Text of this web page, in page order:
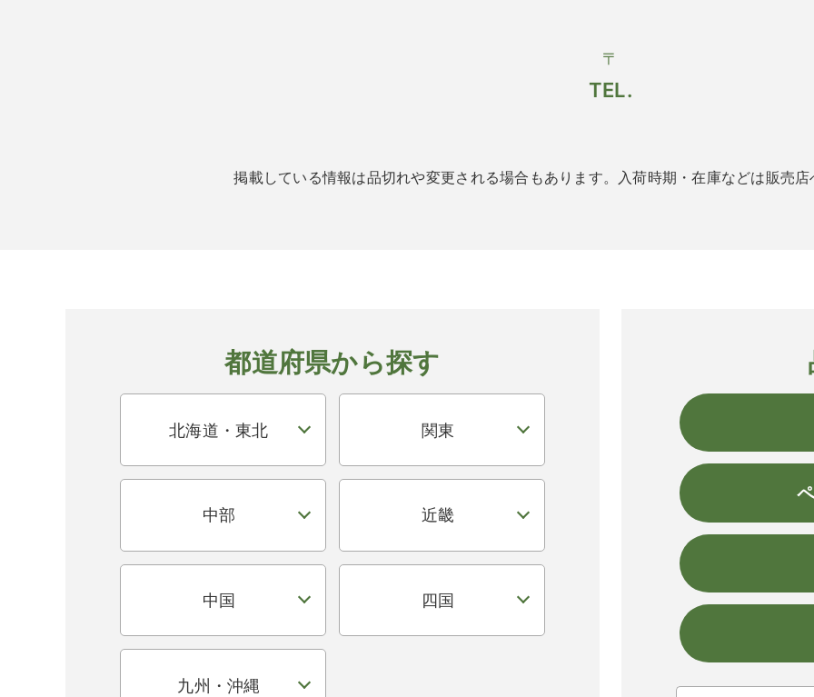
〒
TEL.
掲載している情報は品切れや変更される場合もあります。入荷時期・在庫などは販売店
都道府県から探す
北海道・東北 関東
中部 近畿
中国 四国
九州・沖縄